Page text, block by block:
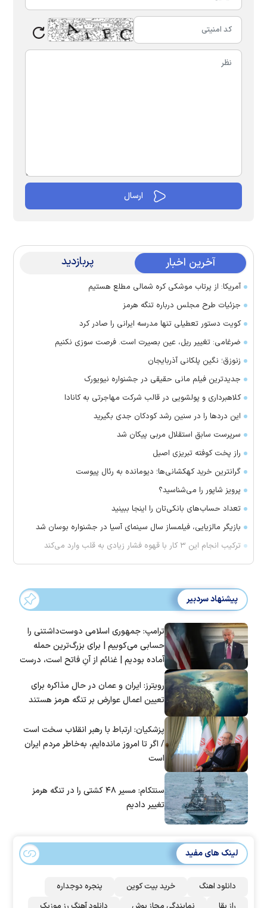
آخرین اخبار پربازدید
آمریکا: از پرتاب موشکی کره شمالی مطلع هستیم
جزئیات طرح مجلس درباره تنگه هرمز
کویت دستور تعطیلی تنها مدرسه ایرانی را صادر کرد
ضرغامی: تغییر ریل، عین بصیرت است. فرصت سوزی نکنیم
زنوزق؛ نگین پلکانی آذربایجان
جدیدترین فیلم مانی حقیقی در جشنواره نیویورک
کلاهبرداری و پولشویی در قالب شرکت مهاجرتی به کانادا
این درد‌ها را در سنین رشد کودکان جدی بگیرید
سرپرست سابق استقلال مربی پیکان شد
راز پخت کوفته تبریزی اصیل
گرانترین خرید کهکشانی‌ها؛ دیومانده به رئال پیوست
پرویز شاپور را می‌شناسید؟
تعداد حساب‌های بانکی‌تان را اینجا ببینید
بازیگر مالزیایی، فیلمساز سال سینمای آسیا در جشنواره بوسان شد
ترکیب انجام این ۳ کار با قهوه فشار زیادی به قلب وارد می‌کند
پیشنهاد سردبیر
ترامپ: جمهوری اسلامی دوست‌داشتنی را
حسابی می‌کوبیم | برای بزرگ‌ترین حمله
آماده بودیم | غنائم از آنِ فاتح است، درست
رویترز: ایران و عمان در حال مذاکره برای
تعیین اعمال عوارض بر تنگه هرمز هستند
پزشکیان: ارتباط با رهبر انقلاب سخت است
/ اگر تا امروز مانده‌ایم، به‌خاطر مردم ایران
است
سنتکام: مسیر ۴۸ کشتی را در تنگه هرمز
تغییر دادیم
لینک های مفید
دانلود اهنگ خرید بیت کوین
پنجره دوجداره